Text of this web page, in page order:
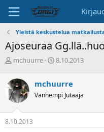
Yleistä keskustelua
Ajoseuraa
K
s
k
u
s
t
e
mchuurre
A
i
t
s
8.10.2013
mchuurre
Vanhempi Jutaaja
8.10.2013